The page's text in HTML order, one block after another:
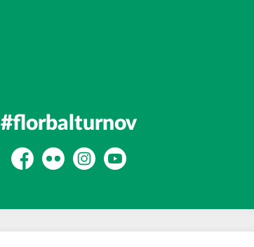
#florbalturnov
FacebookFlickr InstagramYouTube